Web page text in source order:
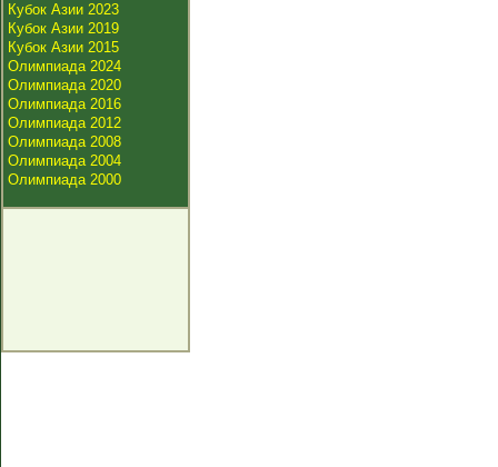
Кубок Азии 2023
Кубок Азии 2019
Кубок Азии 2015
Олимпиада 2024
Олимпиада 2020
Олимпиада 2016
Олимпиада 2012
Олимпиада 2008
Олимпиада 2004
Олимпиада 2000